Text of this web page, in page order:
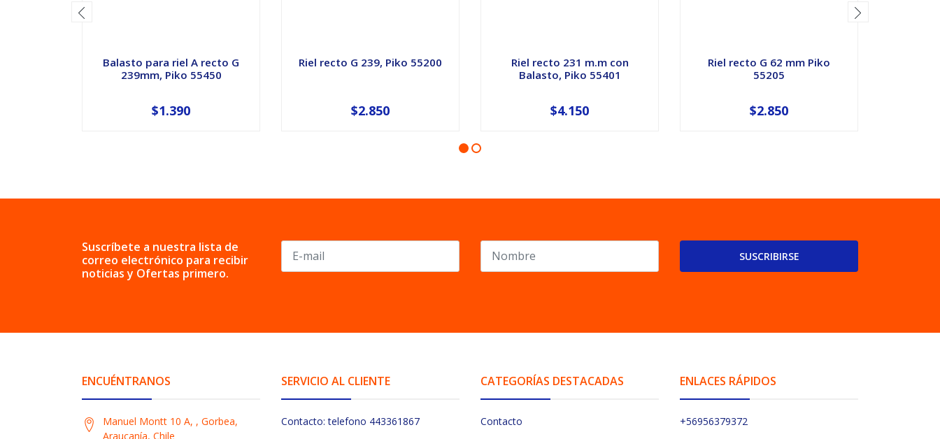
Balasto para riel A recto G
239mm, Piko 55450
$1.390
Riel recto G 239, Piko 55200
$2.850
Riel recto 231 m.m con
Balasto, Piko 55401
$4.150
Riel recto G 62 mm Piko
55205
$2.850
Suscríbete a nuestra lista de
correo electrónico para recibir
noticias y Ofertas primero.
SUSCRIBIRSE
ENCUÉNTRANOS
Manuel Montt 10 A, , Gorbea,
Araucanía, Chile
SERVICIO AL CLIENTE
Contacto: telefono 443361867
CATEGORÍAS DESTACADAS
Contacto
ENLACES RÁPIDOS
+56956379372